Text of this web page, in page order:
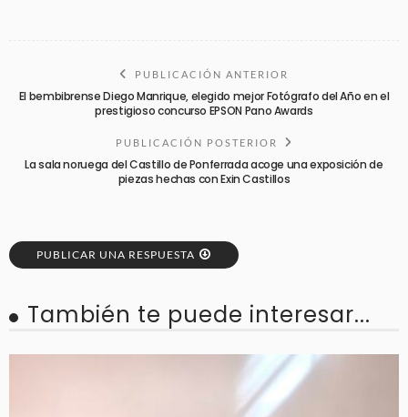
PUBLICACIÓN ANTERIOR
El bembibrense Diego Manrique, elegido mejor Fotógrafo del Año en el
prestigioso concurso EPSON Pano Awards
PUBLICACIÓN POSTERIOR
La sala noruega del Castillo de Ponferrada acoge una exposición de
piezas hechas con Exin Castillos
PUBLICAR UNA RESPUESTA
También te puede interesar...